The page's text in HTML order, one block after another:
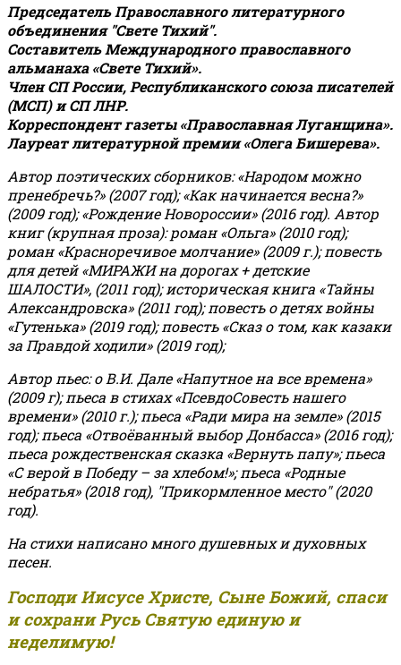
Председатель Православного литературного
объединения "Свете Тихий".
Составитель Международного православного
альманаха «Свете Тихий».
Член СП России, Республиканского союза писателей
(МСП) и СП ЛНР.
Корреспондент газеты «Православная Луганщина».
Лауреат литературной премии «Олега Бишерева».
Автор поэтических сборников: «Народом можно
пренебречь?» (2007 год); «Как начинается весна?»
(2009 год); «Рождение Новороссии» (2016 год). Автор
книг (крупная проза): роман «Ольга» (2010 год);
роман «Красноречивое молчание» (2009 г.); повесть
для детей «МИРАЖИ на дорогах + детские
ШАЛОСТИ», (2011 год); историческая книга «Тайны
Александровска» (2011 год); повесть о детях войны
«Гутенька» (2019 год); повесть «Сказ о том, как казаки
за Правдой ходили» (2019 год);
Автор пьес: о В.И. Дале «Напутное на все времена»
(2009 г); пьеса в стихах «ПсевдоСовесть нашего
времени» (2010 г.); пьеса «Ради мира на земле» (2015
год); пьеса «Отвоёванный выбор Донбасса» (2016 год);
пьеса рождественская сказка «Вернуть папу»; пьеса
«С верой в Победу – за хлебом!»;пьеса «Родные
небратья» (2018 год), "Прикормленное место" (2020
год).
На стихи написано много душевных и духовных
песен.
Господи Иисусе Христе, Сыне Божий, спаси
и сохрани Русь Святую единую и
неделимую!